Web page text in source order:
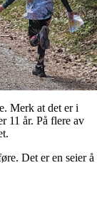
Merk at det er i
11 år. På flere av
Det er en seier å